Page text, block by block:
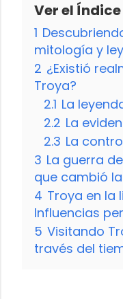
Ver el
1
mitología y
2 ¿Existió
Troya?
2.1 La
2.2 La
2.3 La
3 La guerra
que cambió
4 Troya en la
Influencias
5 Visitando
través del